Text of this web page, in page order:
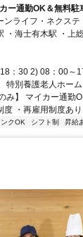
ー通勤OK＆無料駐
あり✨
ンライフ・ネクステ
・海士有木駅 ・上
：30 2) 08：00～
特別養護老人ホー
み】 マイカー通勤
・再雇用制度あり
クOK シフト制 昇給